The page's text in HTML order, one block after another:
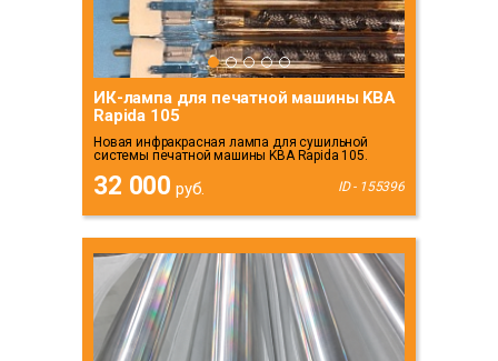
ИК-лампа для печатной машины KBA
Rapida 105
Новая инфракрасная лампа для сушильной
системы печатной машины KBA Rapida 105.
32 000 руб. ID - 155396